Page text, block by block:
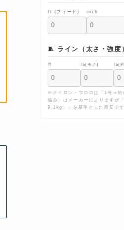
ft (フィート) inch
🧵 ライン（太さ・強度
号 lb(モノ)
※ナイロン・フロロは「1号＝
編み）はメーカーによりますが
9.1kg）」を基準とした目安です